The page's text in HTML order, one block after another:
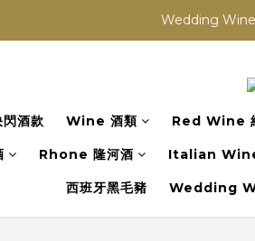
買滿任何酒類 六支 或買滿
Wedding Wine
酒款 Wine 酒類 Red Wine
Rhone 隆河酒 Italian
西班牙黑毛豬 Wedding